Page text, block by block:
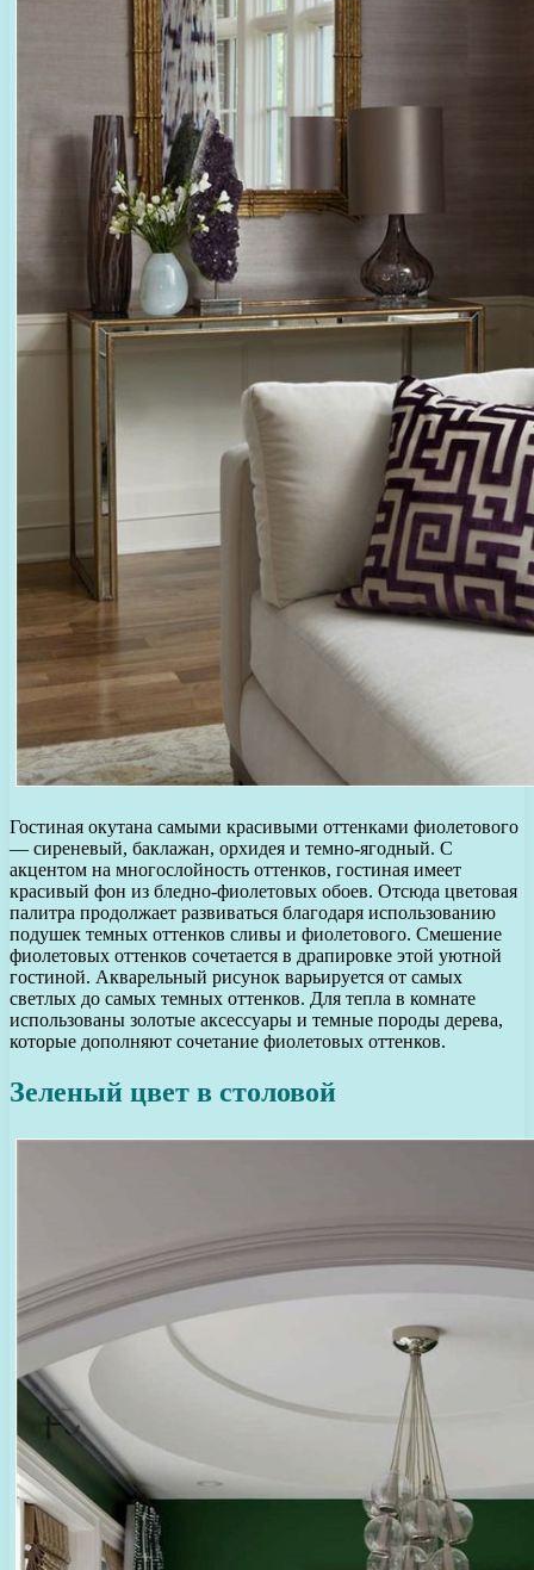
Гостиная окутана самыми красивыми оттенками фиолетового
— сиреневый, баклажан, орхидея и темно-ягодный. С
акцентом на многослойность оттенков, гостиная имеет
красивый фон из бледно-фиолетовых обоев. Отсюда цветовая
палитра продолжает развиваться благодаря использованию
подушек темных оттенков сливы и фиолетового. Смешение
фиолетовых оттенков сочетается в драпировке этой уютной
гостиной. Акварельный рисунок варьируется от самых
светлых до самых темных оттенков. Для тепла в комнате
использованы золотые аксессуары и темные породы дерева,
которые дополняют сочетание фиолетовых оттенков.
Зеленый цвет в столовой